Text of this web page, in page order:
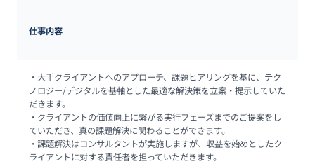
仕事内容
・大手クライアントへのアプローチ、課題ヒアリングを基に、テク
ノロジー/デジタルを基軸とした最適な解決策を立案・提示していた
だきます。
・クライアントの価値向上に繋がる実行フェーズまでのご提案をし
ていただき、真の課題解決に関わることができます。
・課題解決はコンサルタントが実施しますが、収益を始めとしたク
ライアントに対する責任者を担っていただきます。